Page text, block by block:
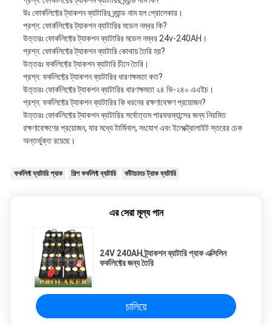
উঃ ফোর্কলিফ্টের ট্যাকশন ব্যাটারির ব্র্যান্ড নাম হল প্রোলেকার।
প্রশ্ন: ফোর্কলিফ্টের ট্যাকশন ব্যাটারির মডেল নম্বর কি?
উত্তরঃ ফোর্কলিফ্টের ট্যাকশন ব্যাটারির মডেল নম্বর 24v-240AH।
প্রশ্ন: ফোর্কলিফ্টের ট্যাকশন ব্যাটারি কোথায় তৈরি হয়?
উত্তরঃ ফর্কলিফ্টের ট্যাকশন ব্যাটারি চীনে তৈরি।
প্রশ্ন: ফর্কলিফ্টের ট্যাকশন ব্যাটারির ধারণক্ষমতা কত?
উত্তরঃ ফোর্কলিফ্টের ট্যাকশন ব্যাটারির ধারণক্ষমতা ২৪ ভি-২৪০ এএইচ।
প্রশ্ন: ফর্কলিফ্টের ট্যাকশন ব্যাটারির কি ধরনের রক্ষণাবেক্ষণ প্রয়োজন?
উত্তরঃ ফোর্কলিফ্টের ট্যাকশন ব্যাটারির সর্বোত্তম পারফরম্যান্সের জন্য নিয়মিত
রক্ষণাবেক্ষণের প্রয়োজন, যার মধ্যে টার্মিনাল, সংযোগ এবং ইলেক্ট্রোলাইট স্তরের চেক
অন্তর্ভুক্ত রয়েছে।
ফর্কলিফ্ট ব্যাটারি প্যাক শিল্প ফর্কলিফ্ট ব্যাটারি কাঁটাচামচ ট্রাক ব্যাটারি
এর সেরা মূল্য পান
24V 240AH ট্র্যাকশন ব্যাটারি প্যাক এক্সিলিন
ফর্কলিফ্টের জন্য তৈরি
চালিয়ে